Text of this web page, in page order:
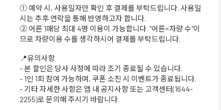
① 예약 시, 사용일자만 확인 후 결제를 부탁드립니다. 사용일
시는 추후 연락을 통해 반영하고자 합니다.
② 어른 1매당 최대 4명 이용이 가능합니다. "어른=차량 수"이
므로 차량이용 수를 생각하시어 결제를 부탁드립니다.
📍유의사항
- 본 할인은 당사 사정에 따라 조기 종료될 수 있습니다.
- 1인 1회 참여 가능하며, 쿠폰 소진 시 이벤트가 종료됩니다.
- 기타 자세한 사항은 앱 내 공지사항 또는 고객센터(1644-
2255)로 문의해 주시기 바랍니다.